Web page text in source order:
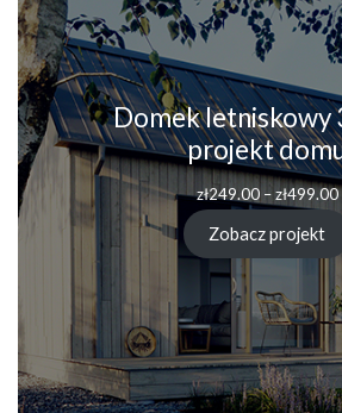
Domek letniskowy
projekt
zł249.00 – zł499.00
Zobacz projekt